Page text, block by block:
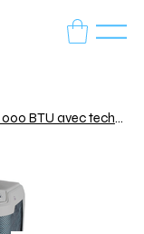
Thermopompe Nirvana série FC-120 - 120 000 BTU avec technologie Smart Fan